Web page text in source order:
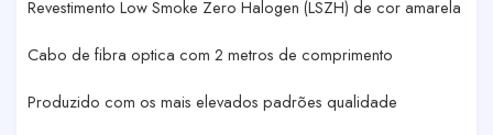
Revestimento Low Smoke Zero Halogen (LSZH) de cor amarela
Cabo de fibra optica com 2 metros de comprimento
Produzido com os mais elevados padrões qualidade